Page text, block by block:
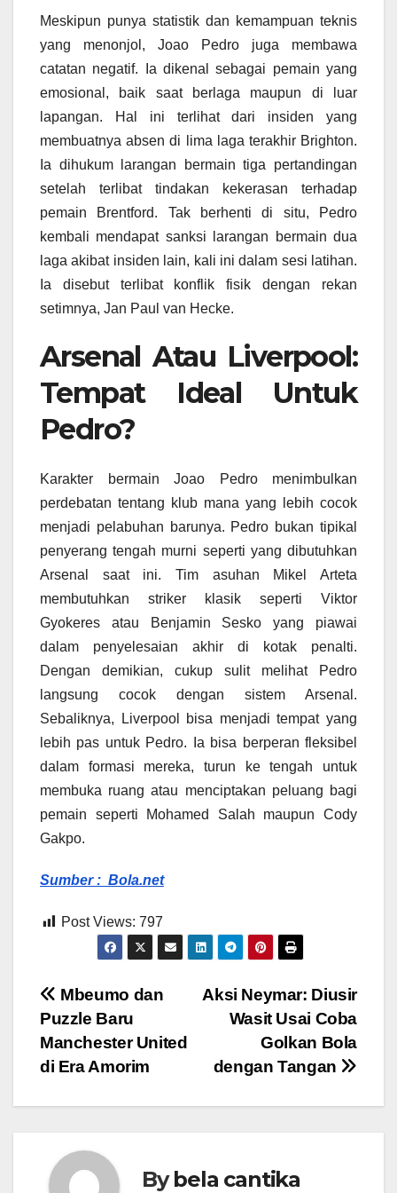
Meskipun punya statistik dan kemampuan teknis
yang menonjol, Joao Pedro juga membawa
catatan negatif. Ia dikenal sebagai pemain yang
emosional, baik saat berlaga maupun di luar
lapangan. Hal ini terlihat dari insiden yang
membuatnya absen di lima laga terakhir Brighton.
Ia dihukum larangan bermain tiga pertandingan
setelah terlibat tindakan kekerasan terhadap
pemain Brentford. Tak berhenti di situ, Pedro
kembali mendapat sanksi larangan bermain dua
laga akibat insiden lain, kali ini dalam sesi latihan.
Ia disebut terlibat konflik fisik dengan rekan
setimnya, Jan Paul van Hecke.
Arsenal Atau Liverpool:
Tempat Ideal Untuk
Pedro?
Karakter bermain Joao Pedro menimbulkan
perdebatan tentang klub mana yang lebih cocok
menjadi pelabuhan barunya. Pedro bukan tipikal
penyerang tengah murni seperti yang dibutuhkan
Arsenal saat ini. Tim asuhan Mikel Arteta
membutuhkan striker klasik seperti Viktor
Gyokeres atau Benjamin Sesko yang piawai
dalam penyelesaian akhir di kotak penalti.
Dengan demikian, cukup sulit melihat Pedro
langsung cocok dengan sistem Arsenal.
Sebaliknya, Liverpool bisa menjadi tempat yang
lebih pas untuk Pedro. Ia bisa berperan fleksibel
dalam formasi mereka, turun ke tengah untuk
membuka ruang atau menciptakan peluang bagi
pemain seperti Mohamed Salah maupun Cody
Gakpo.
Sumber : Bola.net
Post Views: 797
Post
navigation
Aksi Neymar: Diusir
Wasit Usai Coba
Golkan Bola
dengan Tangan
Mbeumo dan
Puzzle Baru
Manchester United
di Era Amorim
Bybela cantika